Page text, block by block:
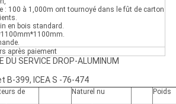
: 100 à 1,000m ont tournoyé dans le fût de carton
en bois standard.
après paiement
DU SERVICE DROP-ALUMINUM
B-399, ICEA S -76-474
de
Naturel nu Poids